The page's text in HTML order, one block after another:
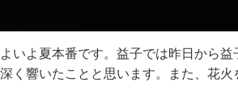
いよ夏本番です。益子では昨日から
く響いたことと思います。また、花